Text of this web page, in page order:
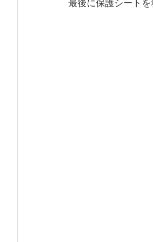
最後に保護シート